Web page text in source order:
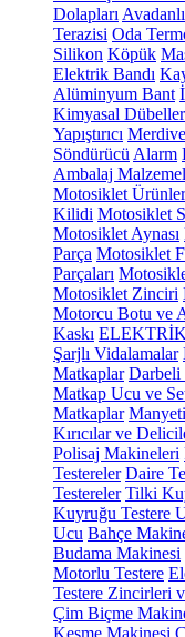
Dolapları
Terazisi Oda
Silikon Köpük
Elektrik Bandı
Alüminyum Bant
Kimyasal Dübeller
Yapıştırıcı
Söndürücü Alarm
Ambalaj
Motosiklet
Kilidi Motosiklet
Motosiklet Aynası
Parça Motosiklet
Parçaları
Motosiklet Zinciri
Motorcu Botu ve
Kaskı
Şarjlı Vidalamalar
Matkaplar Darbeli
Matkap Ucu ve
Matkaplar
Kırıcılar ve
Polisaj Makineleri
Testereler Daire
Testereler Tilki
Kuyruğu Testere
Ucu Bahçe
Budama Makinesi
Motorlu Testere
Testere Zincirleri
Çim Biçme
Kesme Makinesi